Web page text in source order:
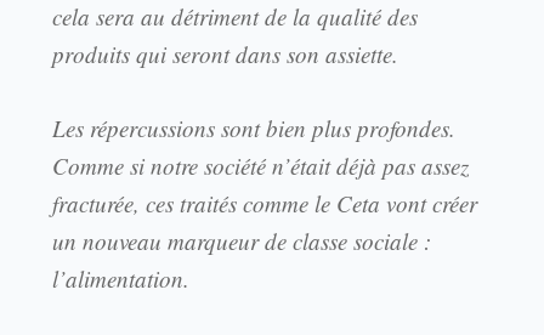
cela sera au détriment de la qualité des
produits qui seront dans son assiette.
Les répercussions sont bien plus profondes.
Comme si notre société n’était déjà pas assez
fracturée, ces traités comme le Ceta vont créer
un nouveau marqueur de classe sociale :
l’alimentation.